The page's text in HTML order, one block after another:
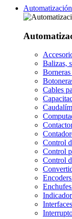
Automatización
Balizas,
Cables
Control
Control
Control